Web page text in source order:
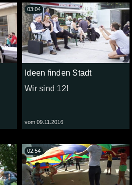
Ideen finden Stadt
Wir sind 12!
vom 09.11.2016
03:04
02:54